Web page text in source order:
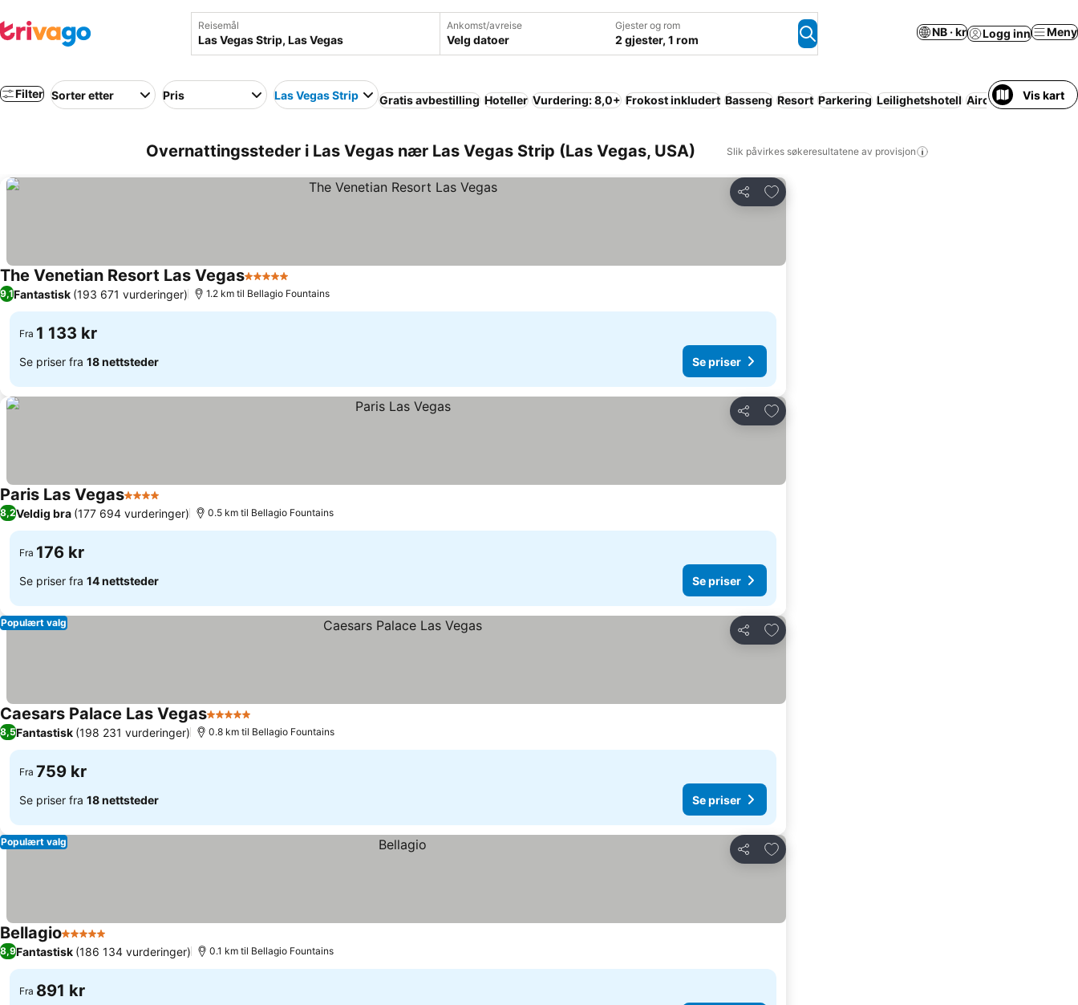
Reisemål Ankomst/avreise
Velg datoer
Gjester og rom
2 gjester, 1 rom
NB · kr Logg inn Meny
Filter Sorter etter Pris Las Vegas Strip Gratis avbestilling Hoteller Vurdering: 8,0+ Frokost inkludert Basseng Resort Parkering Leilighetshotell Aircondition Wi-fi
Vis kart
Overnattingssteder i Las Vegas nær Las Vegas Strip (Las Vegas, USA) Slik påvirkes søkeresultatene av provisjon
Del
Legg til i favoritter
The Venetian Resort Las Vegas5 Stjerner
9,1Fantastisk (193 671 vurderinger) 1.2 km til Bellagio Fountains
Fra 1 133 kr
Se priser fra 18 nettsteder Se priser
Del
Legg til i favoritter
Paris Las Vegas4 StjernerSe priser
8,2Veldig bra (177 694 vurderinger) 0.5 km til Bellagio Fountains
Fra 176 kr
Se priser fra 14 nettsteder Se priser
Del
Legg til i favoritter
Populært valg
Caesars Palace Las Vegas5 Stjerner
8,5Fantastisk (198 231 vurderinger) 0.8 km til Bellagio Fountains
Fra 759 kr
Se priser fra 18 nettsteder Se priser
Del
Legg til i favoritter
Populært valg
Bellagio5 Stjerner
8,9Fantastisk (186 134 vurderinger) 0.1 km til Bellagio Fountains
Fra 891 kr